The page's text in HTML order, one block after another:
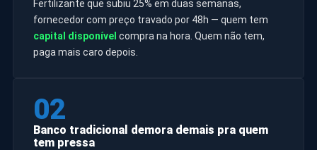
Fertilizante que subiu 25% em duas semanas,
fornecedor com preço travado por 48h — quem tem
capital disponível compra na hora. Quem não tem,
paga mais caro depois.
02
Banco tradicional demora demais pra quem
tem pressa